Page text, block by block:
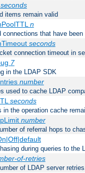
seconds
items remain valid
n
connections that have
seconds
connection timeout in
7
in the LDAP SDK
number
used to cache LDAP
seconds
in the operation cache
number
of referral hops to
during queries to the
of-retries
of LDAP server